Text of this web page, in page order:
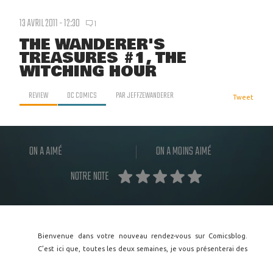
13 AVRIL 2011 - 12:30 1
THE WANDERER'S
TREASURES #1, THE
WITCHING HOUR
REVIEW DC COMICS PARJEFFZEWANDERER Tweet
ON A AIMÉ
ON A MOINS AIMÉ
NOTRE NOTE
Bienvenue dans votre nouveau rendez-vous sur Comicsblog.
C’est ici que, toutes les deux semaines, je vous présenterai des